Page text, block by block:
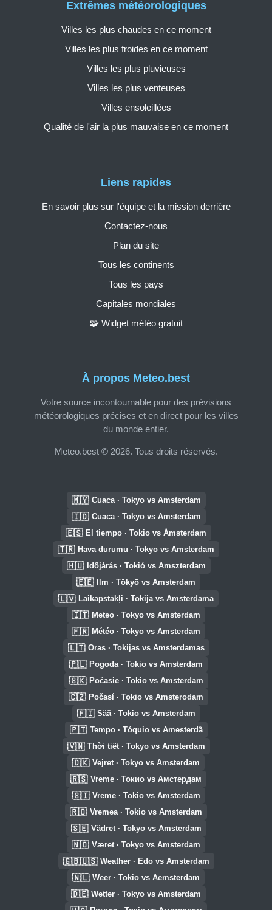
À propos Meteo.best
Votre source incontournable pour des prévisions
météorologiques précises et en direct pour les villes
du monde entier.
Meteo.best © 2026. Tous droits réservés.
Liens rapides
En savoir plus sur l'équipe et la mission derrière
Contactez-nous
Plan du site
Tous les continents
Tous les pays
Capitales mondiales
🧩 Widget météo gratuit
Extrêmes météorologiques
Villes les plus chaudes en ce moment
Villes les plus froides en ce moment
Villes les plus pluvieuses
Villes les plus venteuses
Villes ensoleillées
Qualité de l'air la plus mauvaise en ce moment
🇲🇾 Cuaca · Tokyo vs Amsterdam
🇮🇩 Cuaca · Tokyo vs Amsterdam
🇪🇸 El tiempo · Tokio vs Ámsterdam
🇹🇷 Hava durumu · Tokyo vs Amsterdam
🇭🇺 Időjárás · Tokió vs Amszterdam
🇪🇪 Ilm · Tōkyō vs Amsterdam
🇱🇻 Laikapstākļi · Tokija vs Amsterdama
🇮🇹 Meteo · Tokyo vs Amsterdam
🇫🇷 Météo · Tokyo vs Amsterdam
🇱🇹 Oras · Tokijas vs Amsterdamas
🇵🇱 Pogoda · Tokio vs Amsterdam
🇸🇰 Počasie · Tokio vs Amsterdam
🇨🇿 Počasí · Tokio vs Amsterodam
🇫🇮 Sää · Tokio vs Amsterdam
🇵🇹 Tempo · Tóquio vs Amesterdã
🇻🇳 Thời tiết · Tokyo vs Amsterdam
🇩🇰 Vejret · Tokyo vs Amsterdam
🇷🇸 Vreme · Токио vs Амстердам
🇸🇮 Vreme · Tokio vs Amsterdam
🇷🇴 Vremea · Tokio vs Amsterdam
🇸🇪 Vädret · Tokyo vs Amsterdam
🇳🇴 Været · Tokyo vs Amsterdam
🇬🇧🇺🇸 Weather · Edo vs Amsterdam
🇳🇱 Weer · Tokio vs Aemsterdam
🇩🇪 Wetter · Tokyo vs Amsterdam